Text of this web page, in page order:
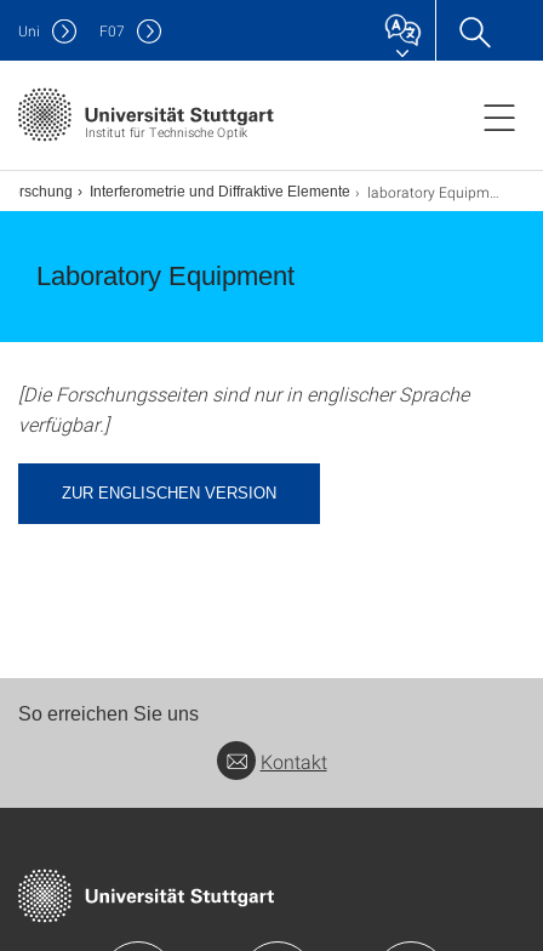
Institut für Technische Optik
Uni F07
Forschung Interferometrie und Diffraktive Elemente laboratory Equipment
Laboratory Equipment
[Die Forschungsseiten sind nur in englischer Sprache
verfügbar.]
ZUR ENGLISCHEN VERSION
So erreichen Sie uns
Kontakt